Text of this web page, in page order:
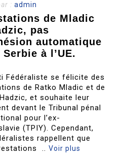
:admin
de Mladic
pas
automatique
à l’UE.
Fédéraliste se félicite des
de Ratko Mladic et de
et souhaite leur
devant le Tribunal pénal
pour l’ex-
(TPIY). Cependant,
rappellent que
..Voir plus